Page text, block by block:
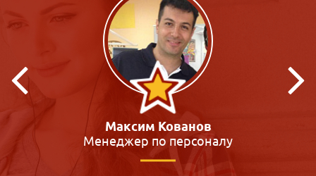
Кристина Макиенко
Преподаватель